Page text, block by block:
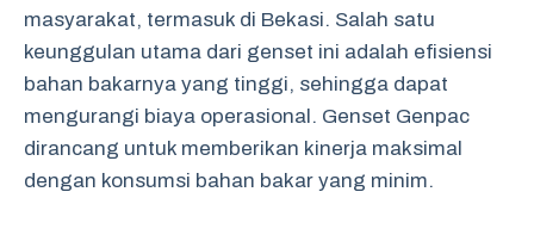
masyarakat, termasuk di Bekasi. Salah satu
keunggulan utama dari genset ini adalah efisiensi
bahan bakarnya yang tinggi, sehingga dapat
mengurangi biaya operasional. Genset Genpac
dirancang untuk memberikan kinerja maksimal
dengan konsumsi bahan bakar yang minim.